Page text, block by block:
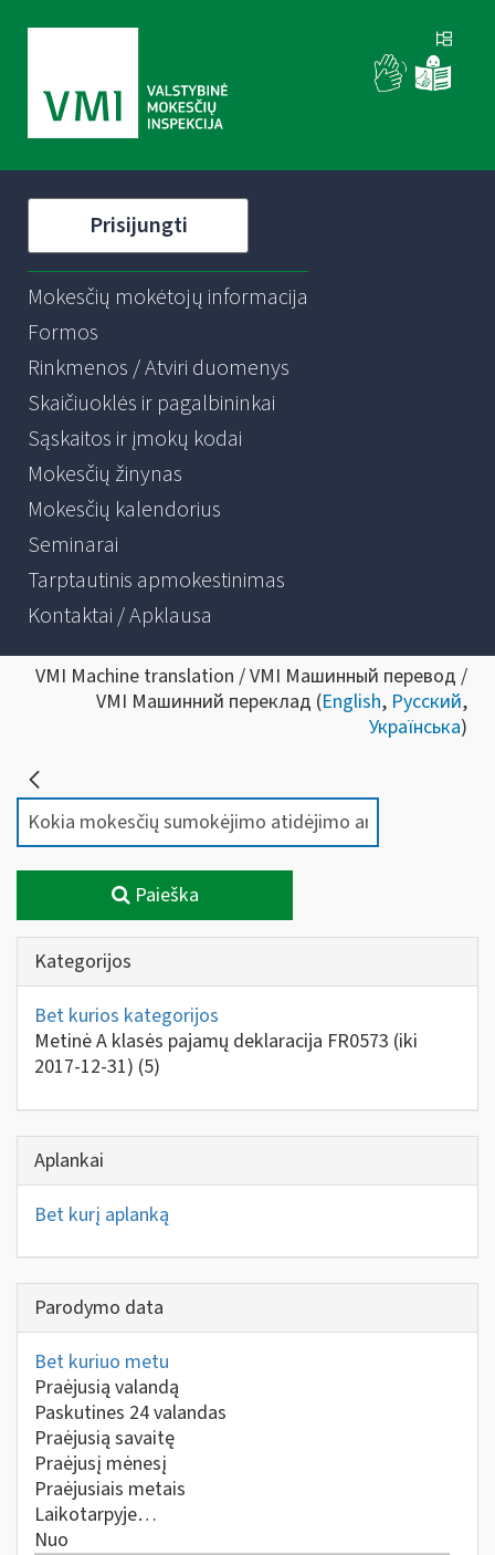
Prisijungti
Mokesčių mokėtojų informacija
Formos
Rinkmenos / Atviri duomenys
Skaičiuoklės ir pagalbininkai
Sąskaitos ir įmokų kodai
Mokesčių žinynas
Mokesčių kalendorius
Seminarai
Tarptautinis apmokestinimas
Kontaktai / Apklausa
VMI Machine translation / VMI Машинный перевод /
VMI Машинний переклад (English, Русский,
Українська)
Paieška
Kategorijos
Bet kurios kategorijos
Metinė A klasės pajamų deklaracija FR0573 (iki
2017-12-31) (5)
Aplankai
Bet kurį aplanką
Parodymo data
Bet kuriuo metu
Praėjusią valandą
Paskutines 24 valandas
Praėjusią savaitę
Praėjusį mėnesį
Praėjusiais metais
Laikotarpyje…
Nuo